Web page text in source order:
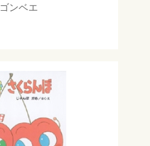
ンベエ